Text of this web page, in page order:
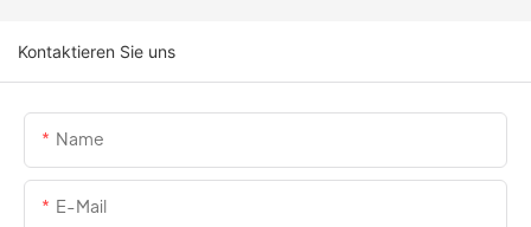
Kontaktieren Sie uns
Name
E-Mail